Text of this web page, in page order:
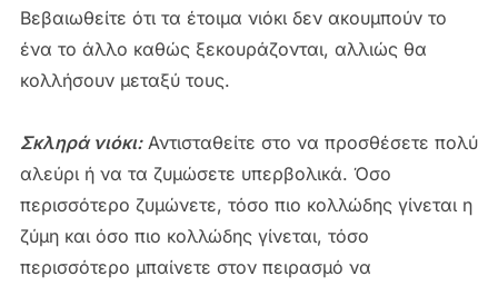
Βεβαιωθείτε ότι τα έτοιμα νιόκι δεν ακουμπούν το
ένα το άλλο καθώς ξεκουράζονται, αλλιώς θα
κολλήσουν μεταξύ τους.
Σκληρά νιόκι:Αντισταθείτε στο να προσθέσετε πολύ
αλεύρι ή να τα ζυμώσετε υπερβολικά. Όσο
περισσότερο ζυμώνετε, τόσο πιο κολλώδης γίνεται η
ζύμη και όσο πιο κολλώδης γίνεται, τόσο
περισσότερο μπαίνετε στον πειρασμό να